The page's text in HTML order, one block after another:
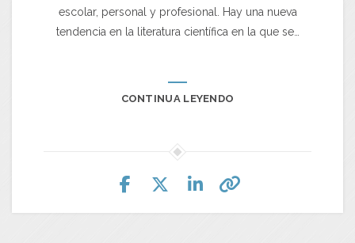
escolar, personal y profesional. Hay una nueva
tendencia en la literatura científica en la que se…
CONTINUA LEYENDO